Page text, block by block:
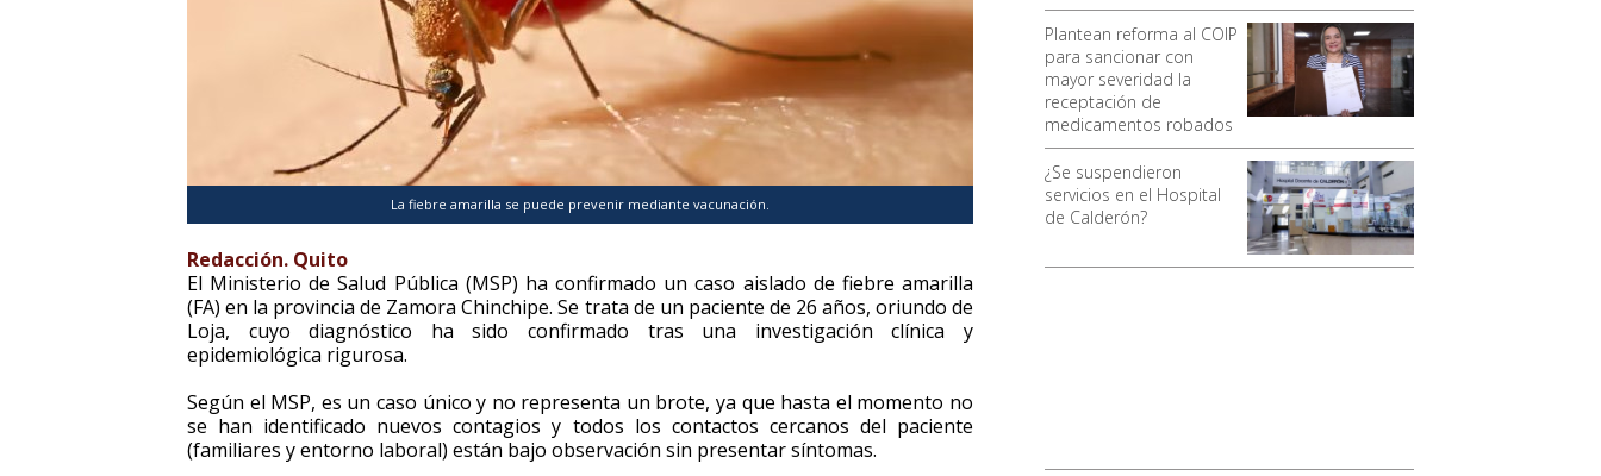
Plantean reforma al COIP
para sancionar con
mayor severidad la
receptación de
medicamentos robados
¿Se suspendieron
servicios en el Hospital
de Calderón?
La fiebre amarilla se puede prevenir mediante vacunación.
Redacción. Quito
El Ministerio de Salud Pública (MSP) ha confirmado un caso aislado de fiebre amarilla
(FA) en la provincia de Zamora Chinchipe. Se trata de un paciente de 26 años, oriundo de
Loja, cuyo diagnóstico ha sido confirmado tras una investigación clínica y
epidemiológica rigurosa.
Según el MSP, es un caso único y no representa un brote, ya que hasta el momento no
se han identificado nuevos contagios y todos los contactos cercanos del paciente
(familiares y entorno laboral) están bajo observación sin presentar síntomas.